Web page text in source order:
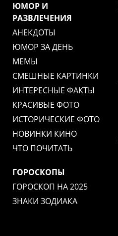
ЮМОР И
РАЗВЛЕЧЕНИЯ
АНЕКДОТЫ
ЮМОР ЗА ДЕНЬ
МЕМЫ
СМЕШНЫЕ КАРТИНКИ
ИНТЕРЕСНЫЕ ФАКТЫ
КРАСИВЫЕ ФОТО
ИСТОРИЧЕСКИЕ ФОТО
НОВИНКИ КИНО
ЧТО ПОЧИТАТЬ
ГОРОСКОПЫ
ГОРОСКОП НА 2025
ЗНАКИ ЗОДИАКА